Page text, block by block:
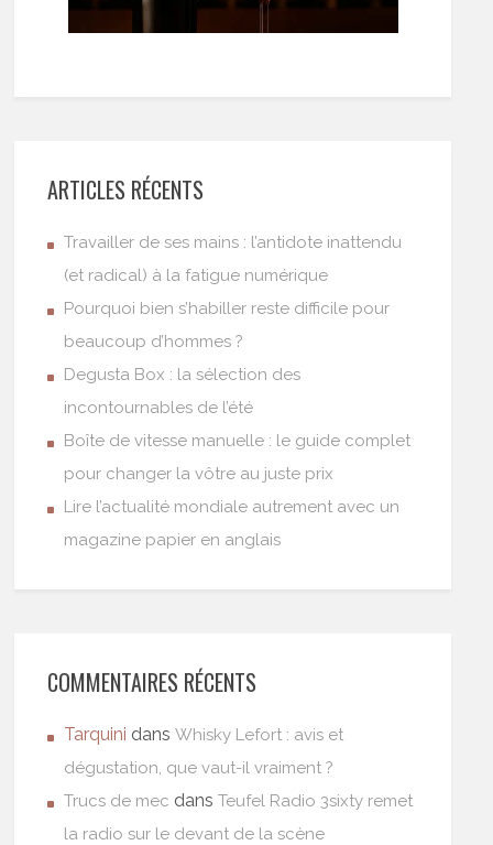
ARTICLES RÉCENTS
Travailler de ses mains : l’antidote inattendu
(et radical) à la fatigue numérique
Pourquoi bien s’habiller reste difficile pour
beaucoup d’hommes ?
Degusta Box : la sélection des
incontournables de l’été
Boîte de vitesse manuelle : le guide complet
pour changer la vôtre au juste prix
Lire l’actualité mondiale autrement avec un
magazine papier en anglais
COMMENTAIRES RÉCENTS
Tarquini dansWhisky Lefort : avis et
dégustation, que vaut-il vraiment ?
Trucs de mec dansTeufel Radio 3sixty remet
la radio sur le devant de la scène